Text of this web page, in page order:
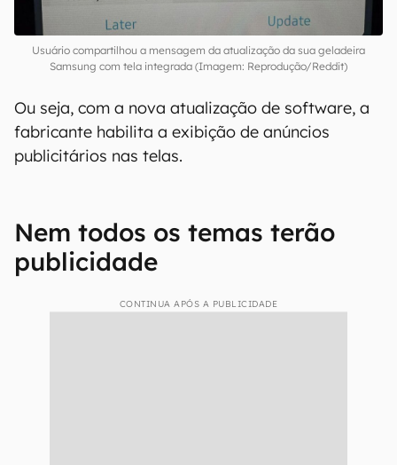
Usuário compartilhou a mensagem da atualização da sua geladeira
Samsung com tela integrada (Imagem: Reprodução/Reddit)
Ou seja, com a nova atualização de software, a
fabricante habilita a exibição de anúncios
publicitários nas telas.
Nem todos os temas terão
publicidade
CONTINUA APÓS A PUBLICIDADE